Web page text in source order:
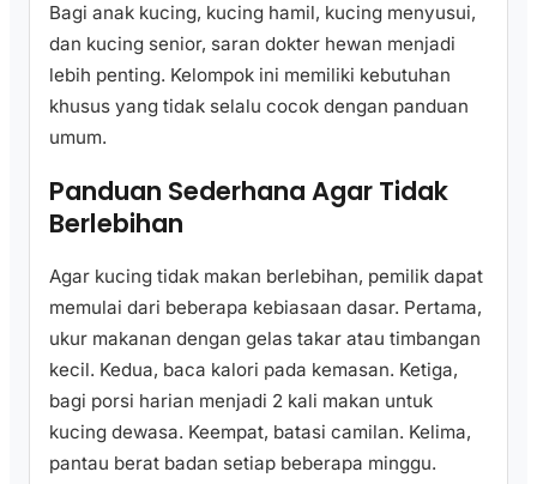
Bagi anak kucing, kucing hamil, kucing menyusui,
dan kucing senior, saran dokter hewan menjadi
lebih penting. Kelompok ini memiliki kebutuhan
khusus yang tidak selalu cocok dengan panduan
umum.
Panduan Sederhana Agar Tidak
Berlebihan
Agar kucing tidak makan berlebihan, pemilik dapat
memulai dari beberapa kebiasaan dasar. Pertama,
ukur makanan dengan gelas takar atau timbangan
kecil. Kedua, baca kalori pada kemasan. Ketiga,
bagi porsi harian menjadi 2 kali makan untuk
kucing dewasa. Keempat, batasi camilan. Kelima,
pantau berat badan setiap beberapa minggu.